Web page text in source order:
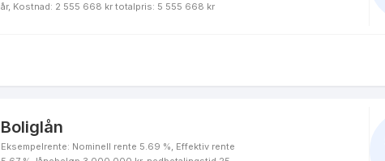
år, Kostnad: 2 555 668 kr totalpris: 5 555 668 kr
Boliglån
Eksempelrente: Nominell rente 5.69 %, Effektiv rente